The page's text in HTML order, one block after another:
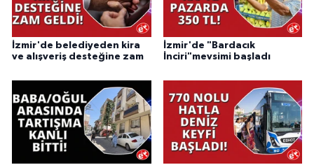
İzmir'de belediyeden kira
ve alışveriş desteğine zam
İzmir'de "Bardacık
İnciri"mevsimi başladı